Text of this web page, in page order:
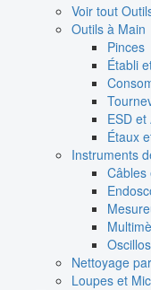
Voir tout
Outils à Main
Pinces
Établi
ESD
Étaux
Instruments
Câbles
Nettoyage
Loupes et